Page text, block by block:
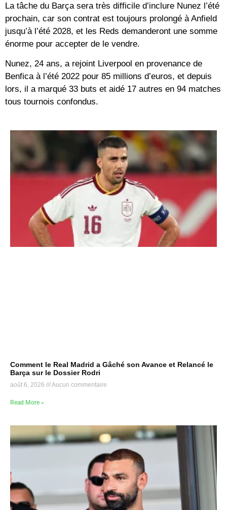
La tâche du Barça sera très difficile d’inclure Nunez l’été
prochain, car son contrat est toujours prolongé à Anfield
jusqu’à l’été 2028, et les Reds demanderont une somme
énorme pour accepter de le vendre.
Nunez, 24 ans, a rejoint Liverpool en provenance de
Benfica à l’été 2022 pour 85 millions d’euros, et depuis
lors, il a marqué 33 buts et aidé 17 autres en 94 matches
tous tournois confondus.
Comment le Real Madrid a Gâché son Avance et Relancé le
Barça sur le Dossier Rodri
août 6, 2026 Aucun commentaire
Read More »